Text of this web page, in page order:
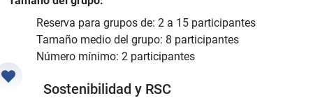
Reserva para grupos de: 2 a 15 participantes
Tamaño medio del grupo: 8 participantes
Número mínimo: 2 participantes
Sostenibilidad y RSC